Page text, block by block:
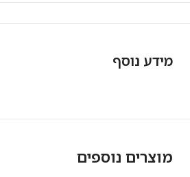
מידע נוסף
מוצרים נוספים